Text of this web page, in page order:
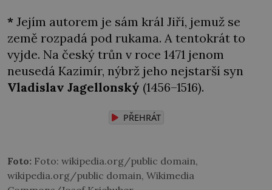
* Jejím autorem je sám král Jiří, jemuž se
země rozpadá pod rukama. A tentokrát to
vyjde. Na český trůn v roce 1471 jenom
neusedá Kazimír, nýbrž jeho nejstarší syn
Vladislav Jagellonský (1456–1516).
PŘEHRÁT
Foto: Foto: wikipedia.org/public domain,
wikipedia.org/public domain, Wikimedia